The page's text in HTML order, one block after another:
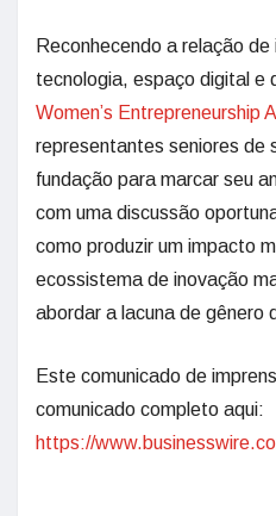
Reconhecendo a relação
tecnologia, espaço digital e
Women’s Entrepreneurship
representantes seniores de
fundação para marcar seu
com uma discussão
como produzir um impacto
ecossistema de inovação
abordar a lacuna de gênero
Este comunicado de
comunicado completo aqui:
https://